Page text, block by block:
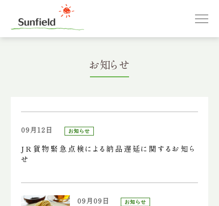
お知らせ
09月12日 お知らせ
JR貨物緊急点検による納品遅延に関するお知ら
せ
09月09日 お知らせ